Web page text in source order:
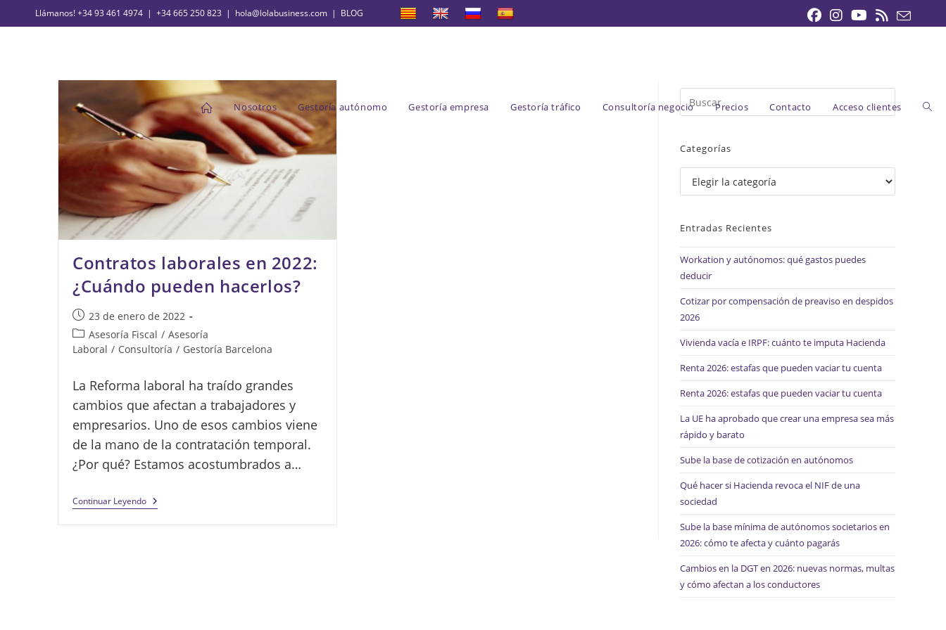
al
Llámanos!+34 93 461 4974 | +34 665 250 823 | hola@lolabusiness.com | BLOG
Nosotros Gestoría autónomo Gestoría empresa Gestoría tráfico Consultoría negocio Precios Contacto Acceso clientes
Contratos laborales en 2022:
¿Cuándo pueden hacerlos?
Publicación
de
la
23 de enero de 2022
Categoría
de
entrada:
Asesoría Fiscal / Asesoría
Laboral / Consultoría / Gestoría Barcelona
La Reforma laboral ha traído grandes
cambios que afectan a trabajadores y
empresarios. Uno de esos cambios viene
de la mano de la contratación temporal.
¿Por qué? Estamos acostumbrados a…
Continuar LeyendoContratos
Laborales
Escape
el
Categorías
Categorías
Entradas Recientes
Workation y autónomos: qué gastos puedes
deducir
Cotizar por compensación de preaviso en despidos
2026
Vivienda vacía e IRPF: cuánto te imputa Hacienda
Renta 2026: estafas que pueden vaciar tu cuenta
Renta 2026: estafas que pueden vaciar tu cuenta
La UE ha aprobado que crear una empresa sea más
rápido y barato
Sube la base de cotización en autónomos
Qué hacer si Hacienda revoca el NIF de una
sociedad
Sube la base mínima de autónomos societarios en
2026: cómo te afecta y cuánto pagarás
Cambios en la DGT en 2026: nuevas normas, multas
y cómo afectan a los conductores